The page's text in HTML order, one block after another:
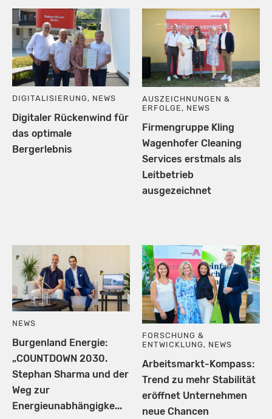
DIGITALISIERUNG, NEWS
Digitaler Rückenwind für
das optimale
Bergerlebnis
AUSZEICHNUNGEN &
ERFOLGE , NEWS
Firmengruppe Kling
Wagenhofer Cleaning
Services erstmals als
Leitbetrieb
ausgezeichnet
NEWS
Burgenland Energie:
„COUNTDOWN 2030.
Stephan Sharma und der
Weg zur
Energieunabhängigke...
FORSCHUNG &
ENTWICKLUNG, NEWS
Arbeitsmarkt-Kompass:
Trend zu mehr Stabilität
eröffnet Unternehmen
neue Chancen